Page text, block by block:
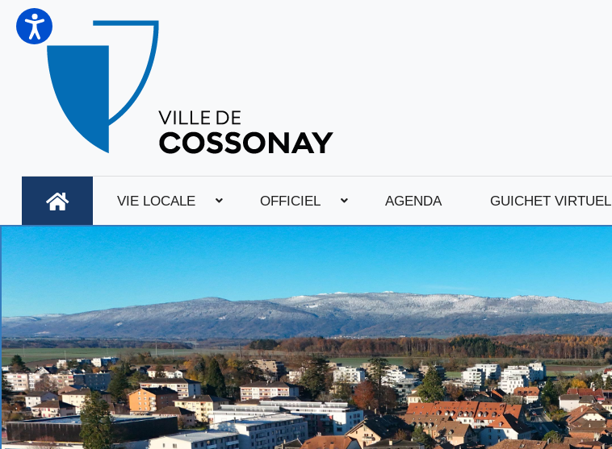
VIE LOCALE OFFICIEL AGENDA GUICHET VIRTUEL